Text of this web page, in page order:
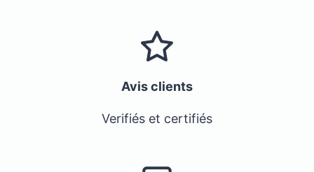
Avis clients
Verifiés et certifiés